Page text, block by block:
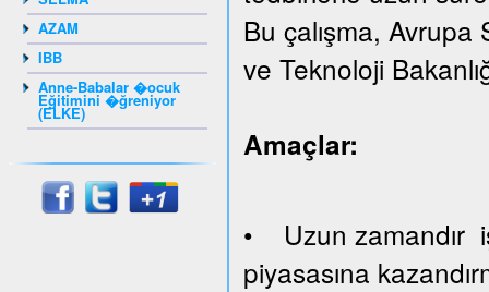
AZAM
IBB
Anne-Babalar �ocuk
Eğitimini �ğreniyor
(ELKE)
Bu çalışma, Avrupa
ve Teknoloji
Amaçlar:
• Uzun zamandır
piyasasına